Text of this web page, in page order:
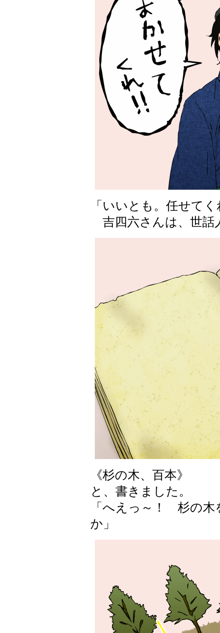
「いいとも。任せて
吉四六さんは、世話
《杉の木、百本》
と、書きました。
「へえっ～！ 杉の木
か」